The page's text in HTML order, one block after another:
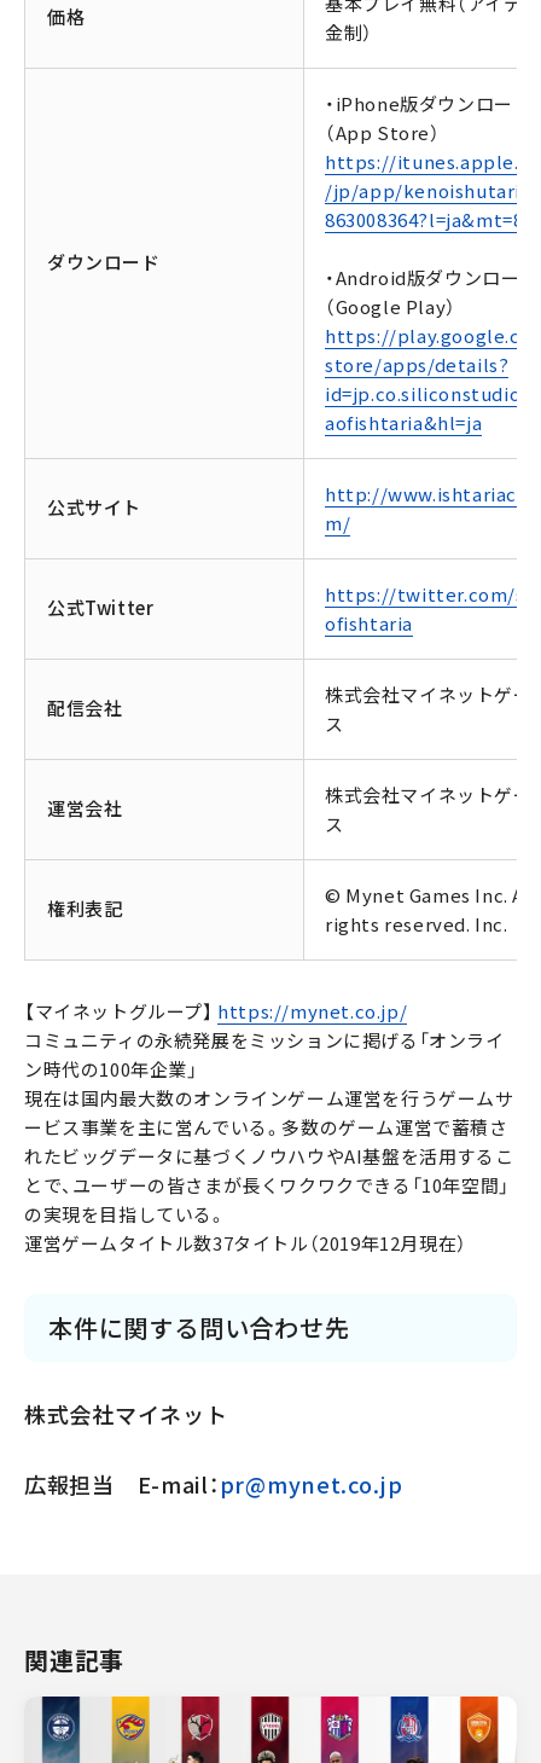
価格
金制）
ダウンロード
・iPhone版ダウンロード
（App Store）
https://
/jp/app/
863008364?l=ja&mt=8
・Android版ダウンロード
（Google Play）
https://
store/apps/details?
aofishtaria&hl=ja
公式サイト
http://
m/
公式Twitter
https://twitter.com/
ofishtaria
配信会社
株式会社マイネットゲー
ス
運営会社
株式会社マイネットゲー
ス
権利表記
© Mynet Games Inc. All
rights reserved. Inc.
【マイネットグループ】 https://mynet.co.jp/
コミュニティの永続発展をミッションに掲げる「オンライ
ン時代の100年企業」
現在は国内最大数のオンラインゲーム運営を行うゲームサ
ービス事業を主に営んでいる。多数のゲーム運営で蓄積さ
れたビッグデータに基づくノウハウやAI基盤を活用するこ
とで、ユーザーの皆さまが長くワクワクできる「10年空間」
の実現を目指している。
運営ゲームタイトル数37タイトル（2019年12月現在）
本件に関する問い合わせ先
株式会社マイネット
広報担当 E-mail：pr@mynet.co.jp
関連記事